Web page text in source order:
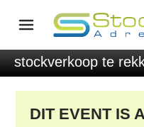
stockverkoop te
DIT EVENT IS